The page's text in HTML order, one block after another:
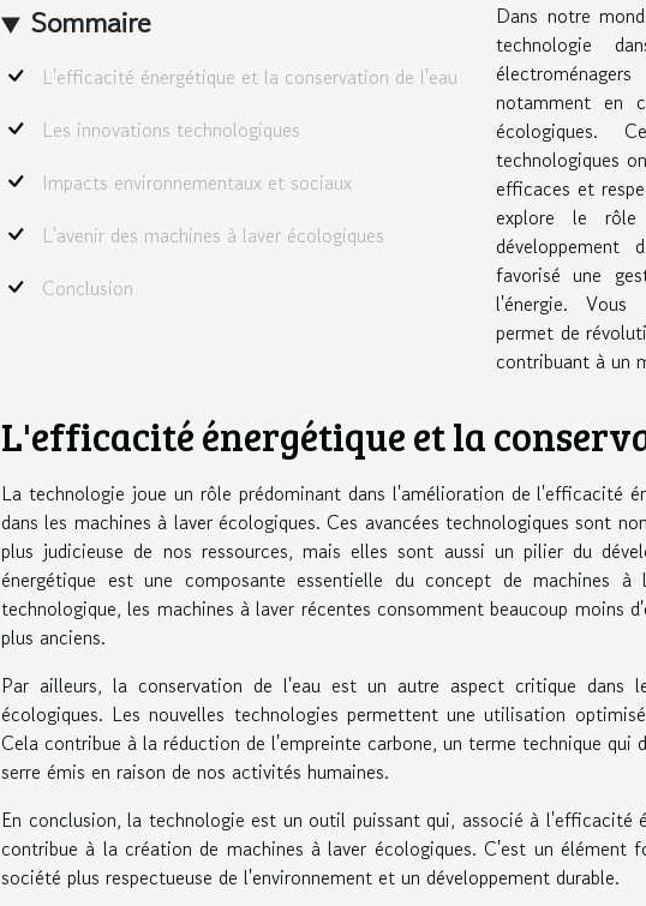
Sommaire
L'efficacité énergétique et la conservation de l'eau
Les innovations technologiques
Impacts environnementaux et sociaux
L'avenir des machines à laver écologiques
Conclusion
Dans notre
technologie
notamment en
écologiques.
technologiques
efficaces et
explore le
favorisé une
l'énergie. Vous
permet de
contribuant à un
L'efficacité énergétique et la
La technologie joue un rôle prédominant dans l'amélioration de l'efficacité
dans les machines à laver écologiques. Ces avancées technologiques sont
plus judicieuse de nos ressources, mais elles sont aussi un pilier du
énergétique est une composante essentielle du concept de machines à
technologique, les machines à laver récentes consomment beaucoup moins
plus anciens.
Par ailleurs, la conservation de l'eau est un autre aspect critique dans
écologiques. Les nouvelles technologies permettent une utilisation
Cela contribue à la réduction de l'empreinte carbone, un terme technique
serre émis en raison de nos activités humaines.
En conclusion, la technologie est un outil puissant qui, associé à l'efficacité
contribue à la création de machines à laver écologiques. C'est un élément
société plus respectueuse de l'environnement et un développement durable.